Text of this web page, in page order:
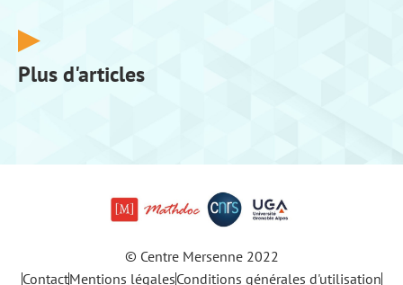
Plus d'articles
© Centre Mersenne 2022
ContactMentions légalesConditions générales d'utilisation